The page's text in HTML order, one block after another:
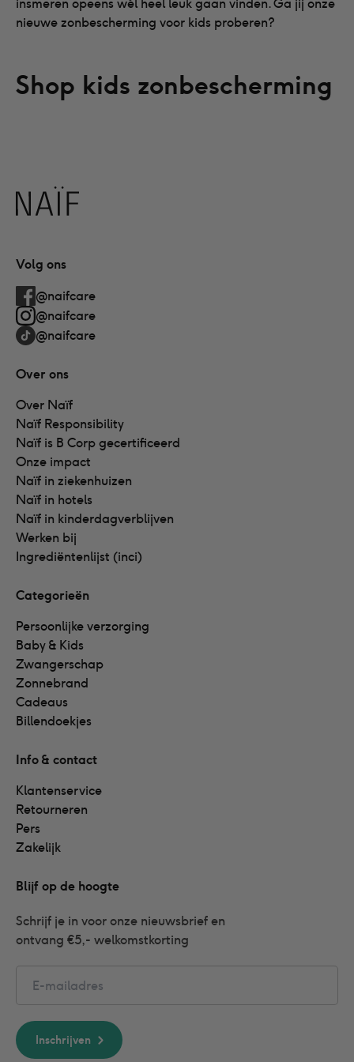
insmeren opeens wél heel leuk gaan vinden. Ga jij onze
nieuwe zonbescherming voor kids proberen?
Shop kids zonbescherming
Naïf
Volg ons
@naifcare
@naifcare
@naifcare
Over ons
Over Naïf
Naïf Responsibility
Naïf is B Corp gecertificeerd
Onze impact
Naïf in ziekenhuizen
Naïf in hotels
Naïf in kinderdagverblijven
Werken bij
Ingrediëntenlijst (inci)
Categorieën
Persoonlijke verzorging
Baby & Kids
Zwangerschap
Zonnebrand
Cadeaus
Billendoekjes
Info & contact
Klantenservice
Retourneren
Pers
Zakelijk
Blijf op de hoogte
Schrijf je in voor onze nieuwsbrief en
ontvang €5,- welkomstkorting
Inschrijven